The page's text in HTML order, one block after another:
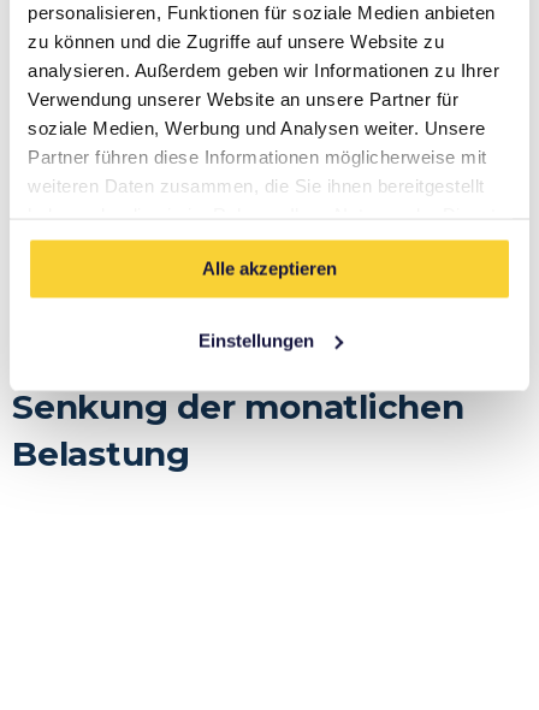
personalisieren, Funktionen für soziale Medien anbieten
zu können und die Zugriffe auf unsere Website zu
analysieren. Außerdem geben wir Informationen zu Ihrer
Verwendung unserer Website an unsere Partner für
soziale Medien, Werbung und Analysen weiter. Unsere
Partner führen diese Informationen möglicherweise mit
weiteren Daten zusammen, die Sie ihnen bereitgestellt
gesammelt haben.
Alle akzeptieren
Einstellungen
Baufinanzierung ohne Eigenkapital: So geht’s 🔍 Das
Wichtigste vorab: Normalerweise wird bei
Baufinanzierungen erwartet, dass ein Teil der
Immobilienkosten mit Eigenkapital finanziert wird.
Als Richtschnur gilt ein Eigenkapitalanteil von
mindestens 20 Prozent. In bestimmten
ohne Eigenkapital möglich. Häufig wird auch von 100
Prozent-Finanzierungen gesprochen. Der größte
Vorteil einer […]
Baufinanzierung: Tipps zur
Senkung der monatlichen
Belastung